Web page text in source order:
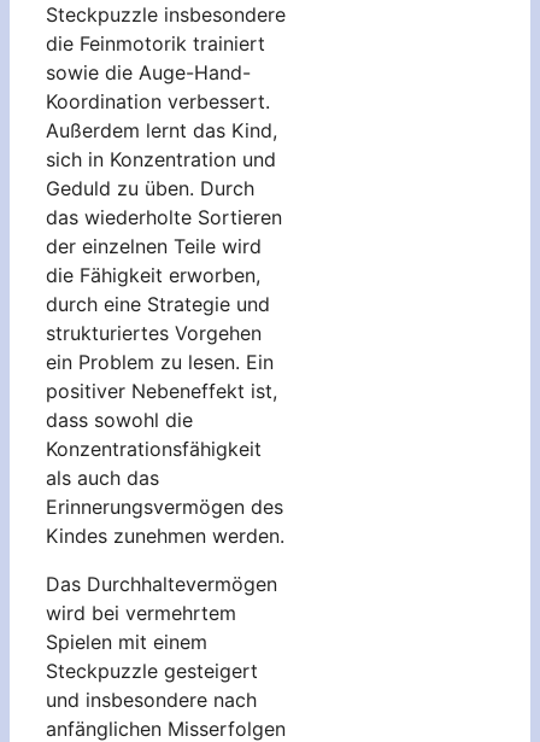
Steckpuzzle insbesondere
die Feinmotorik trainiert
sowie die Auge-Hand-
Koordination verbessert.
Außerdem lernt das Kind,
sich in Konzentration und
Geduld zu üben. Durch
das wiederholte Sortieren
der einzelnen Teile wird
die Fähigkeit erworben,
durch eine Strategie und
strukturiertes Vorgehen
ein Problem zu lesen. Ein
positiver Nebeneffekt ist,
dass sowohl die
Konzentrationsfähigkeit
als auch das
Erinnerungsvermögen des
Kindes zunehmen werden.
Das Durchhaltevermögen
wird bei vermehrtem
Spielen mit einem
Steckpuzzle gesteigert
und insbesondere nach
anfänglichen Misserfolgen